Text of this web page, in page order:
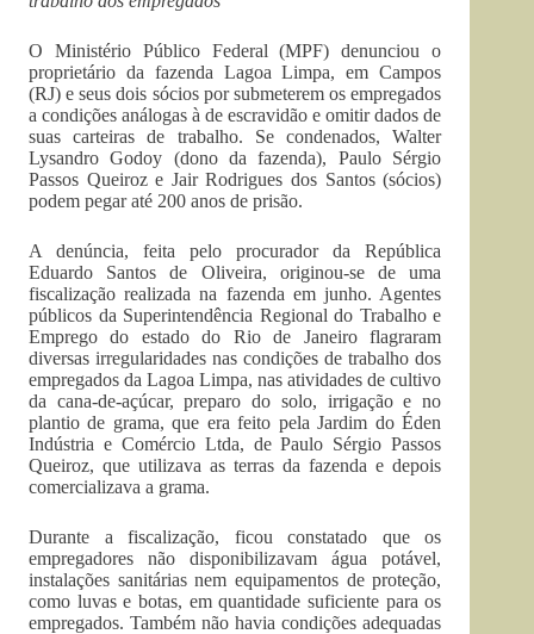
O Ministério Público Federal (MPF) denunciou o
proprietário da fazenda Lagoa Limpa, em Campos
(RJ) e seus dois sócios por submeterem os empregados
a condições análogas à de escravidão e omitir dados de
suas carteiras de trabalho. Se condenados, Walter
Lysandro Godoy (dono da fazenda), Paulo Sérgio
Passos Queiroz e Jair Rodrigues dos Santos (sócios)
podem pegar até 200 anos de prisão.
A denúncia, feita pelo procurador da República
Eduardo Santos de Oliveira, originou-se de uma
fiscalização realizada na fazenda em junho. Agentes
públicos da Superintendência Regional do Trabalho e
Emprego do estado do Rio de Janeiro flagraram
diversas irregularidades nas condições de trabalho dos
empregados da Lagoa Limpa, nas atividades de cultivo
da cana-de-açúcar, preparo do solo, irrigação e no
plantio de grama, que era feito pela Jardim do Éden
Indústria e Comércio Ltda, de Paulo Sérgio Passos
Queiroz, que utilizava as terras da fazenda e depois
comercializava a grama.
Durante a fiscalização, ficou constatado que os
empregadores não disponibilizavam água potável,
instalações sanitárias nem equipamentos de proteção,
como luvas e botas, em quantidade suficiente para os
empregados. Também não havia condições adequadas